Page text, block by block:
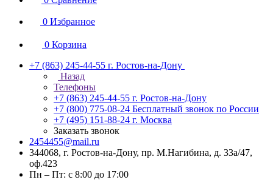
0 Избранное
0 Корзина
+7 (863) 245-44-55 г. Ростов-на-Дону
Назад
Телефоны
+7 (863) 245-44-55 г. Ростов-на-Дону
+7 (800) 775-08-24 Бесплатный звонок по России
+7 (495) 151-88-24 г. Москва
Заказать звонок
2454455@mail.ru
344068, г. Ростов-на-Дону, пр. М.Нагибина, д. 33а/47,
оф.423
Пн – Пт: с 8:00 до 17:00